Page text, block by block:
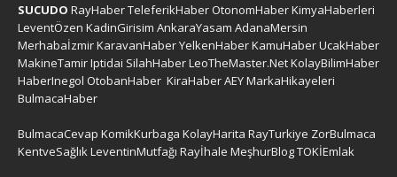
SUCUDO RayHaberTeleferikHaber OtonomHaberKimyaHaberleri
LeventÖzen KadinGirisim AnkaraYasam AdanaMersin
MerhabaİzmirKaravanHaberYelkenHaberKamuHaberUcakHaber
MakineTamirIptidai SilahHaberLeoTheMaster.NetKolayBilimHaber
HaberInegol OtobanHaber KiraHaberAEYMarkaHikayeleri
BulmacaHaber
BulmacaCevap KomikKurbaga KolayHarita RayTurkiye ZorBulmaca
KentveSağlıkLeventinMutfağı Rayİhale MeşhurBlogTOKİEmlak